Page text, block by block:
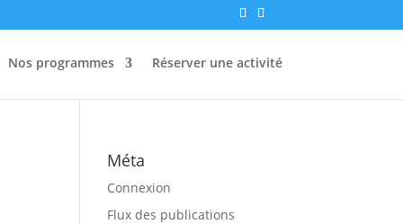
Nos programmes Réserver une activité
Méta
Connexion
Flux des publications